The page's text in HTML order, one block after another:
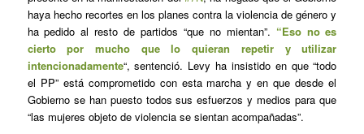
haya hecho recortes en los planes contra la violencia de género y
ha pedido al resto de partidos “que no mientan”. “Eso no es
cierto por mucho que lo quieran repetir y utilizar
intencionadamente“, sentenció. Levy ha insistido en que “todo
el PP” está comprometido con esta marcha y en que desde el
Gobierno se han puesto todos sus esfuerzos y medios para que
“las mujeres objeto de violencia se sientan acompañadas”.